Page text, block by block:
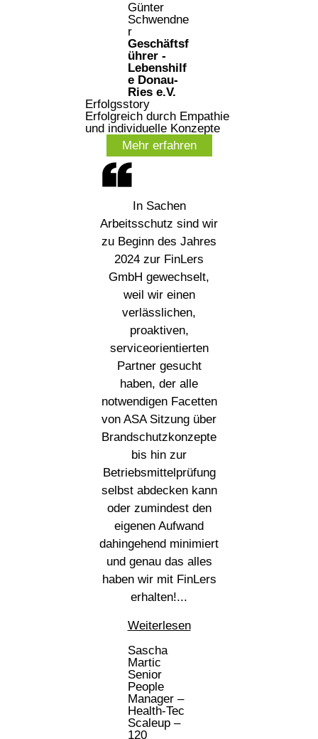
Günter
Schwendne
r
Geschäftsf
ührer -
Lebenshilf
e Donau-
Ries e.V.
Erfolgsstory
Erfolgreich durch Empathie
und individuelle Konzepte
Mehr erfahren
In Sachen
Arbeitsschutz sind wir
zu Beginn des Jahres
2024 zur FinLers
GmbH gewechselt,
weil wir einen
verlässlichen,
proaktiven,
serviceorientierten
Partner gesucht
haben, der alle
notwendigen Facetten
von ASA Sitzung über
Brandschutzkonzepte
bis hin zur
Betriebsmittelprüfung
selbst abdecken kann
oder zumindest den
eigenen Aufwand
dahingehend minimiert
und genau das alles
haben wir mit FinLers
erhalten!...
Weiterlesen
Sascha
Martic
Senior
People
Manager –
Health-Tec
Scaleup –
120